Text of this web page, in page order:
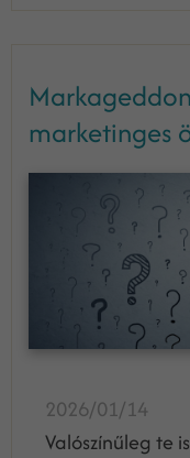
marketinges
2026/01/14
Valószínűleg te